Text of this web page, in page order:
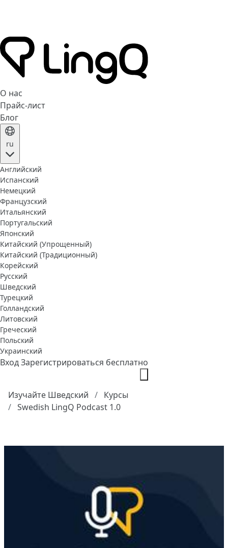
О нас
Прайс-лист
Блог
ru
Английский
Испанский
Немецкий
Французский
Итальянский
Португальский
Японский
Китайский (Упрощенный)
Китайский (Традиционный)
Корейский
Русский
Шведский
Турецкий
Голландский
Литовский
Греческий
Польский
Украинский
ВходЗарегистрироваться бесплатно
Изучайте Шведский
Курсы
Swedish LingQ Podcast 1.0